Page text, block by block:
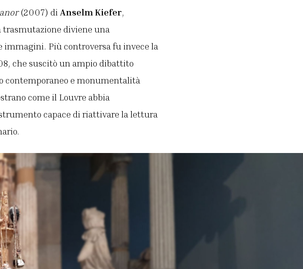
(2007) di Anselm Kiefer,
trasmutazione diviene una
immagini. Più controversa fu invece la
che suscitò un ampio dibattito
contemporaneo e monumentalità
come il Louvre abbia
capace di riattivare la lettura